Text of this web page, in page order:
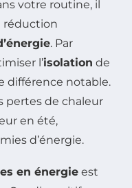
votre routine, il
réduction
. Par
l’isolation de
différence notable.
pertes de chaleur
en été,
d’énergie.
en énergie est